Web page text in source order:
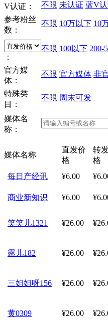
V认证：
不限 未认证 蓝V
参考粉丝
数：
不限 10万以下 10
：
不限 100以下 200-
官方媒
体：
不限 官方媒体 非
特殊类
目：
不限 周末可发
媒体名
称：
媒体名称
直发价
格
转
格
每日产经讯 ¥6.00
商业新知识 ¥6.00
笑笑儿1321 ¥26.00
露儿182 ¥26.00
三姐姐呀156 ¥26.00
黄0309 ¥26.00